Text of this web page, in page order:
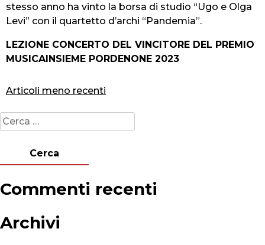
stesso anno ha vinto la borsa di studio “Ugo e Olga
Levi” con il quartetto d’archi “Pandemia”.
LEZIONE CONCERTO DEL VINCITORE DEL PREMIO
MUSICAINSIEME PORDENONE 2023
Navigazione
articoli
Articoli meno recenti
Ricerca
per:
Commenti recenti
Archivi